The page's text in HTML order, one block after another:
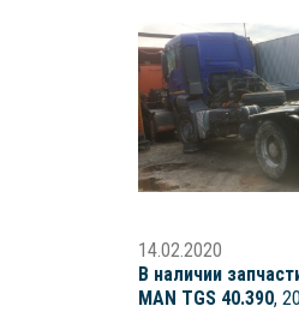
14.02.2020
В наличии
MAN TGS 40.390,